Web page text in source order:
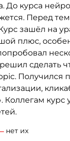
До курса
Перед
зашёл на
плюс,
сделать
Получился
Коллегам
нет их